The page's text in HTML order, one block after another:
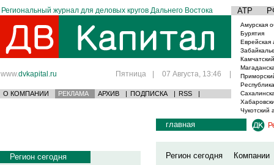
Региональный журнал для деловых кругов Дальнего Востока АТР
www.dvkapital.ru Пятница | 07 Августа, 13:46 |
О КОМПАНИИ РЕКЛАМА АРХИВ | ПОДПИСКА | RSS |
Амурская
Бурятия
Еврейская
Чукотский
Регион сегодня
главная
Регион сегодня
Компании